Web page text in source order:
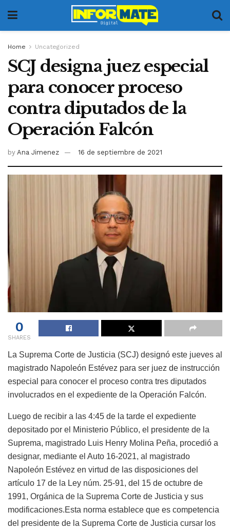
Home Uncategorized
SCJ designa juez especial
para conocer proceso
contra diputados de la
Operación Falcón
by Ana Jimenez 16 de septiembre de 2021
0
SHARES
La Suprema Corte de Justicia (SCJ) designó este jueves al
magistrado Napoleón Estévez para ser juez de instrucción
especial para conocer el proceso contra tres diputados
involucrados en el expediente de la Operación Falcón.
Luego de recibir a las 4:45 de la tarde el expediente
depositado por el Ministerio Público, el presidente de la
Suprema, magistrado Luis Henry Molina Peña, procedió a
designar, mediante el Auto 16-2021, al magistrado
Napoleón Estévez en virtud de las disposiciones del
artículo 17 de la Ley núm. 25-91, del 15 de octubre de
1991, Orgánica de la Suprema Corte de Justicia y sus
modificaciones.Esta norma establece que es competencia
del presidente de la Suprema Corte de Justicia cursar los